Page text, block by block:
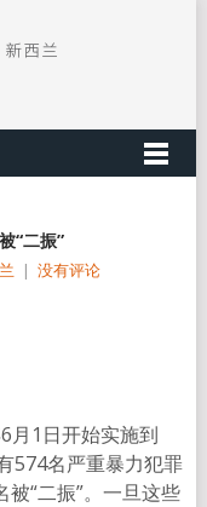
“二振”
| 没有评论
1日开始实施到
574名严重暴力犯罪
“二振”。一旦这些